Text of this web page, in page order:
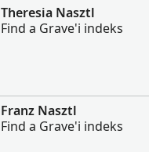
Theresia Nasztl
Find a Grave'i indeks
Franz Nasztl
Find a Grave'i indeks